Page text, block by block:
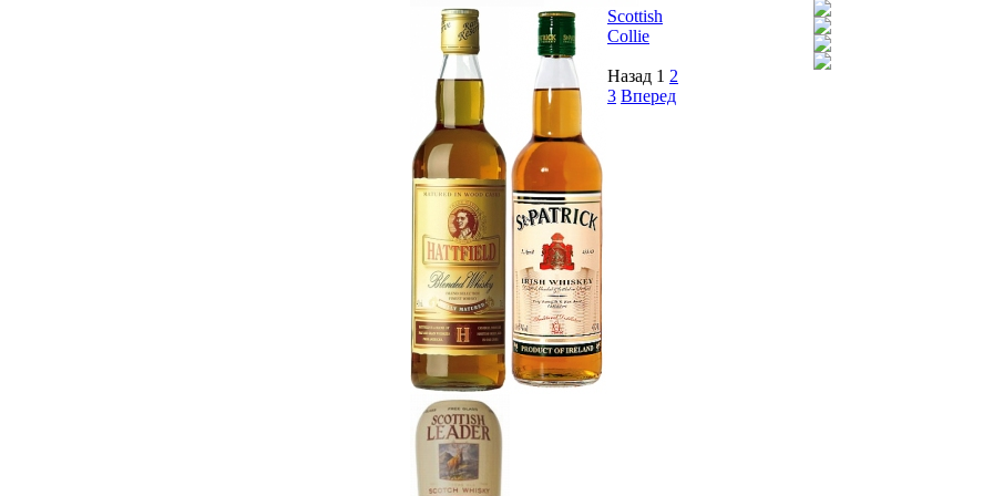
Scottish
Collie
Назад 1 2
3 Вперед